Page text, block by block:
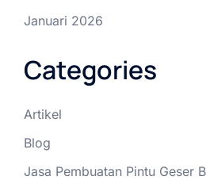
Januari 2026
Categories
Artikel
Blog
Jasa Pembuatan Pintu Geser